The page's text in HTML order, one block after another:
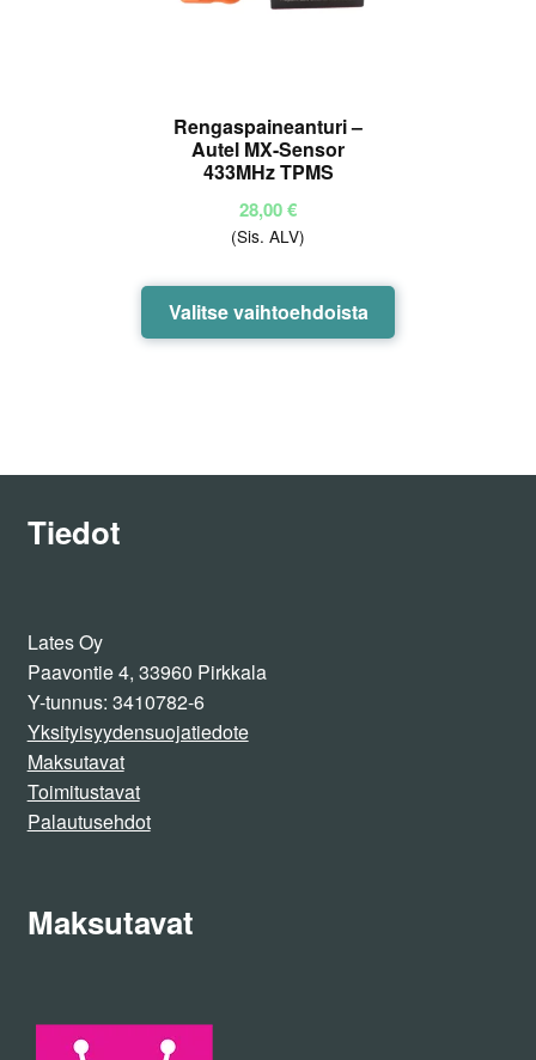
Rengaspaineanturi –
Autel MX-Sensor
433MHz TPMS
28,00€
(Sis. ALV)
Valitse vaihtoehdoista
Tällä
tuotteella
tehdä
Tiedot
Lates Oy
Paavontie 4, 33960 Pirkkala
Y-tunnus: 3410782-6
Yksityisyydensuojatiedote
Maksutavat
Toimitustavat
Palautusehdot
Maksutavat